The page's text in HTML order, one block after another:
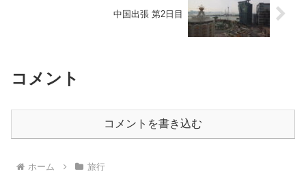
中国出張 第2日目
コメント
コメントを書き込む
ホーム 旅行